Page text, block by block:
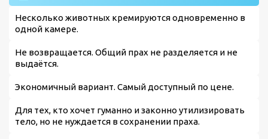
Несколько животных кремируются одновременно в
одной камере.
Не возвращается. Общий прах не разделяется и не
выдаётся.
Экономичный вариант. Самый доступный по цене.
Для тех, кто хочет гуманно и законно утилизировать
тело, но не нуждается в сохранении праха.